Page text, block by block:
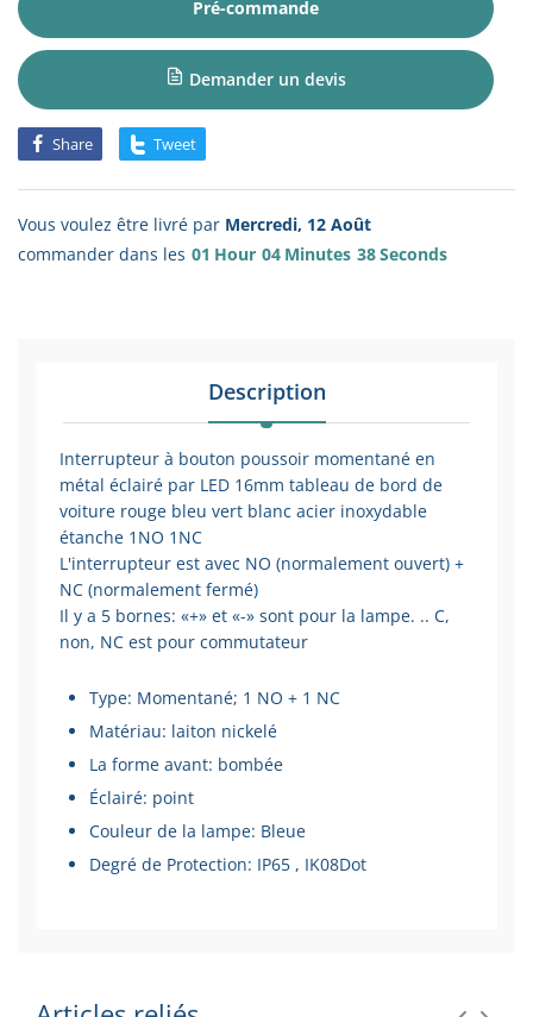
Pré-commande
Demander un devis
Share Tweet
Vous voulez être livré par Mercredi, 12 Août
commander dans les 01 Hour 04 Minutes 38Seconds
Description
Interrupteur à bouton poussoir momentané en
métal éclairé par LED 16mm tableau de bord de
voiture rouge bleu vert blanc acier inoxydable
étanche 1NO 1NC
L'interrupteur est avec NO (normalement ouvert) +
NC (normalement fermé)
Il y a 5 bornes: «+» et «-» sont pour la lampe. .. C,
non, NC est pour commutateur
Type: Momentané; 1 NO + 1 NC
Matériau: laiton nickelé
La forme avant: bombée
Éclairé: point
Couleur de la lampe: Bleue
Degré de Protection: IP65 , IK08Dot